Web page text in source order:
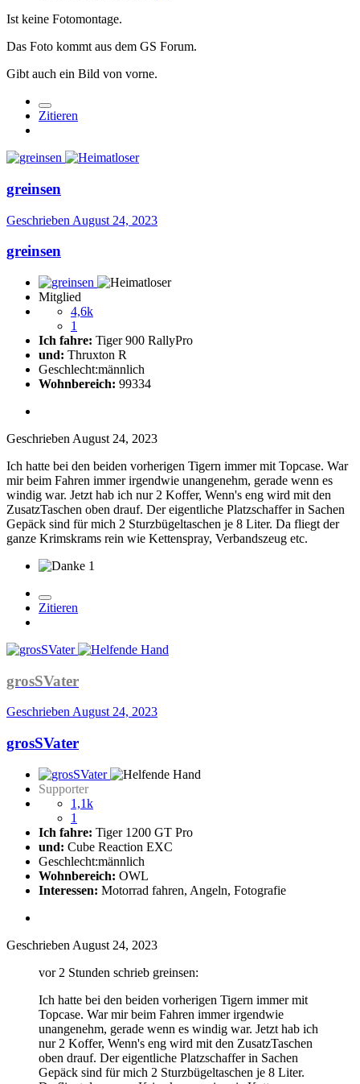
Ist keine Fotomontage.
Das Foto kommt aus dem GS Forum.
Gibt auch ein Bild von vorne.
Zitieren
greinsen
Geschrieben August 24, 2023
greinsen
Mitglied
4,6k
1
Ich fahre: Tiger 900 RallyPro
und: Thruxton R
Geschlecht:männlich
Wohnbereich: 99334
Geschrieben August 24, 2023
Ich hatte bei den beiden vorherigen Tigern immer mit Topcase. War
mir beim Fahren immer irgendwie unangenehm, gerade wenn es
windig war. Jetzt hab ich nur 2 Koffer, Wenn's eng wird mit den
ZusatzTaschen oben drauf. Der eigentliche Platzschaffer in Sachen
Gepäck sind für mich 2 Sturzbügeltaschen je 8 Liter. Da fliegt der
ganze Krimskrams rein wie Kettenspray, Verbandszeug etc.
1
Zitieren
grosSVater
GeschriebenAugust 24, 2023
grosSVater
Supporter
1,1k
1
Ich fahre: Tiger 1200 GT Pro
und: Cube Reaction EXC
Geschlecht:männlich
Wohnbereich: OWL
Interessen: Motorrad fahren, Angeln, Fotografie
Geschrieben August 24, 2023
vor 2 Stunden schrieb greinsen:
Ich hatte bei den beiden vorherigen Tigern immer mit
Topcase. War mir beim Fahren immer irgendwie
unangenehm, gerade wenn es windig war. Jetzt hab ich
nur 2 Koffer, Wenn's eng wird mit den ZusatzTaschen
oben drauf. Der eigentliche Platzschaffer in Sachen
Gepäck sind für mich 2 Sturzbügeltaschen je 8 Liter.